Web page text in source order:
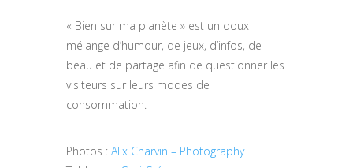
« Bien sur ma planète » est un doux
mélange d’humour, de jeux, d’infos, de
beau et de partage afin de questionner les
visiteurs sur leurs modes de
consommation.
Photos : Alix Charvin – Photography